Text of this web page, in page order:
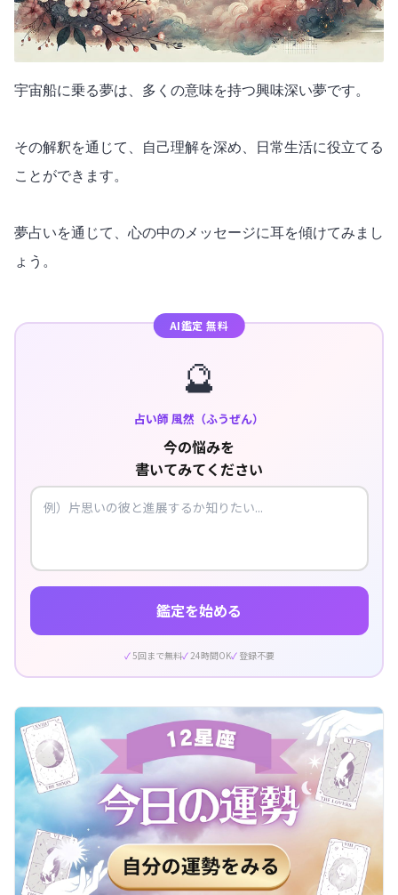
宇宙船に乗る夢は、多くの意味を持つ興味深い夢です。
その解釈を通じて、自己理解を深め、日常生活に役立てる
ことができます。
夢占いを通じて、心の中のメッセージに耳を傾けてみまし
ょう。
AI鑑定 無料
🔮
占い師 風然（ふうぜん）
今の悩みを
書いてみてください
鑑定を始める
5回まで無料 24時間OK 登録不要